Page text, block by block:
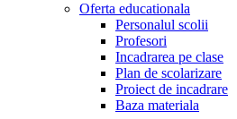
Oferta educationala
Personalul scolii
Profesori
Incadrarea pe clase
Plan de scolarizare
Proiect de incadrare
Baza materiala